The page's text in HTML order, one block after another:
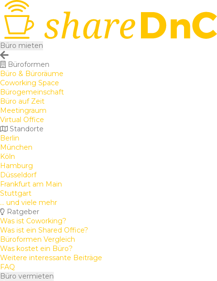
Büro mieten
Büroformen
Büro & Büroräume
Coworking Space
Bürogemeinschaft
Büro auf Zeit
Meetingraum
Virtual Office
Standorte
Berlin
München
Köln
Hamburg
Düsseldorf
Frankfurt am Main
Stuttgart
... und viele mehr
Ratgeber
Was ist Coworking?
Was ist ein Shared Office?
Büroformen Vergleich
Was kostet ein Büro?
Weitere interessante Beiträge
FAQ
Büro vermieten